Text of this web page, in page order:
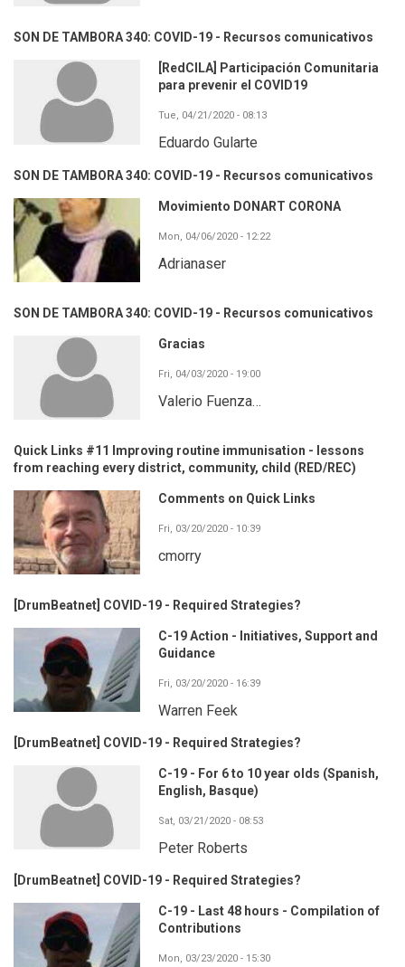
SON DE TAMBORA 340: COVID-19 - Recursos comunicativos
[RedCILA] Participación Comunitaria
para prevenir el COVID19
Tue, 04/21/2020 - 08:13
Eduardo Gularte
SON DE TAMBORA 340: COVID-19 - Recursos comunicativos
Movimiento DONART CORONA
Mon, 04/06/2020 - 12:22
Adrianaser
SON DE TAMBORA 340: COVID-19 - Recursos comunicativos
Gracias
Fri, 04/03/2020 - 19:00
Valerio Fuenza…
Quick Links #11 Improving routine immunisation - lessons
from reaching every district, community, child (RED/REC)
Comments on Quick Links
Fri, 03/20/2020 - 10:39
cmorry
[DrumBeatnet] COVID-19 - Required Strategies?
C-19 Action - Initiatives, Support and
Guidance
Fri, 03/20/2020 - 16:39
Warren Feek
[DrumBeatnet] COVID-19 - Required Strategies?
C-19 - For 6 to 10 year olds (Spanish,
English, Basque)
Sat, 03/21/2020 - 08:53
Peter Roberts
[DrumBeatnet] COVID-19 - Required Strategies?
C-19 - Last 48 hours - Compilation of
Contributions
Mon, 03/23/2020 - 15:30